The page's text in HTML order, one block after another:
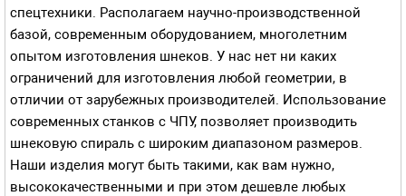
спецтехники. Располагаем научно-производственной
базой, современным оборудованием, многолетним
опытом изготовления шнеков. У нас нет ни каких
ограничений для изготовления любой геометрии, в
отличии от зарубежных производителей. Использование
современных станков с ЧПУ, позволяет производить
шнековую спираль с широким диапазоном размеров.
Наши изделия могут быть такими, как вам нужно,
высококачественными и при этом дешевле любых